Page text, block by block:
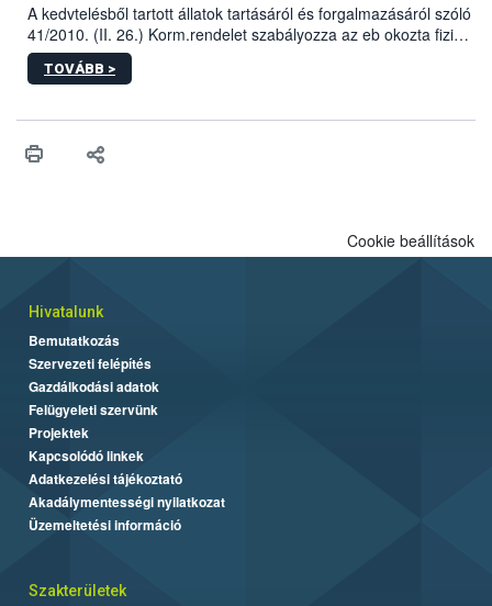
A kedvtelésből tartott állatok tartásáról és forgalmazásáról szóló
41/2010. (II. 26.) Korm.rendelet szabályozza az eb okozta fizikai
sérülés, illetve ennek veszélye keletkezésekor felmerülő
hatósági feladatokat, valamint a veszélyes eb tartását és annak
vonni az ebek viselkedésének megítélésében jártas szakértőt.
TOVÁBB >
Cookie beállítások
Hivatalunk
Bemutatkozás
Szervezeti felépítés
Gazdálkodási adatok
Felügyeleti szervünk
Projektek
Kapcsolódó linkek
Adatkezelési tájékoztató
Akadálymentességi nyilatkozat
Üzemeltetési információ
Szakterületek